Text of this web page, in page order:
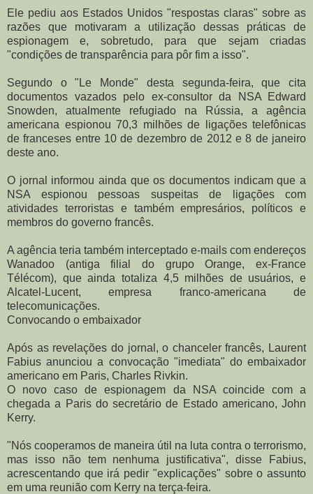
Ele pediu aos Estados Unidos "respostas claras" sobre as
razões que motivaram a utilização dessas práticas de
espionagem e, sobretudo, para que sejam criadas
"condições de transparência para pôr fim a isso".
Segundo o "Le Monde" desta segunda-feira, que cita
documentos vazados pelo ex-consultor da NSA Edward
Snowden, atualmente refugiado na Rússia, a agência
americana espionou 70,3 milhões de ligações telefônicas
de franceses entre 10 de dezembro de 2012 e 8 de janeiro
deste ano.
O jornal informou ainda que os documentos indicam que a
NSA espionou pessoas suspeitas de ligações com
atividades terroristas e também empresários, políticos e
membros do governo francês.
A agência teria também interceptado e-mails com endereços
Wanadoo (antiga filial do grupo Orange, ex-France
Télécom), que ainda totaliza 4,5 milhões de usuários, e
Alcatel-Lucent, empresa franco-americana de
telecomunicações.
Convocando o embaixador
Após as revelações do jornal, o chanceler francês, Laurent
Fabius anunciou a convocação "imediata" do embaixador
americano em Paris, Charles Rivkin.
O novo caso de espionagem da NSA coincide com a
chegada a Paris do secretário de Estado americano, John
Kerry.
"Nós cooperamos de maneira útil na luta contra o terrorismo,
mas isso não tem nenhuma justificativa", disse Fabius,
acrescentando que irá pedir "explicações" sobre o assunto
em uma reunião com Kerry na terça-feira.